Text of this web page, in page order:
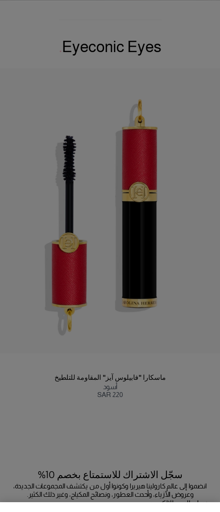
Eyeconic Eyes
ماسكارا "فابيلوس آيز" المقاومة للتلطيخ
أسود
SAR 220
سجّل الاشتراك للاستمتاع بخصم 10%
انضموا إلى عالم كارولينا هيريرا وكونوا أول من يكتشف المجموعات الجديدة،
وعروض الأزياء، وأحدث العطور، ونصائح المكياج، وغير ذلك الكثير.
عنوان البريد الإلكتروني